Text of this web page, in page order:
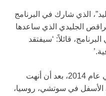
الذي شارك في البرنامج
من قِبَل الراقص الجليدي الذي ساعدها
قائلاً: ‘سيفتقد
ألكوت توقفت أخيرًا عن التزلج في عام 2014، بعد أن أنهت
النسائي الأسفل في سوتشي، روسيا،